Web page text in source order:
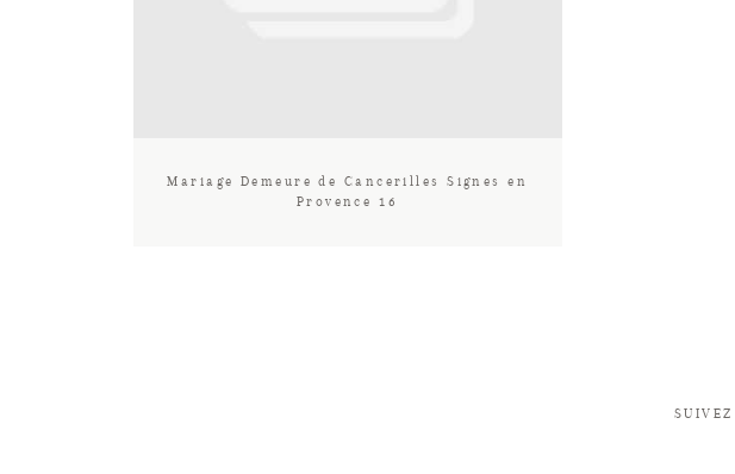
Mariage Demeure de Cancerilles Signes en
Provence 16